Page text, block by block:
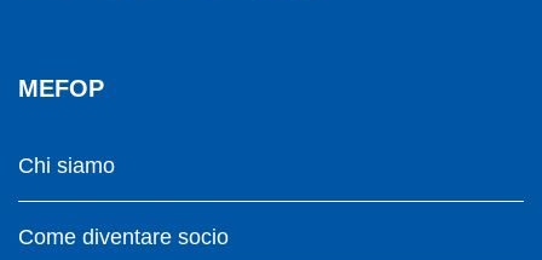
MEFOP
Chi siamo
Come diventare socio